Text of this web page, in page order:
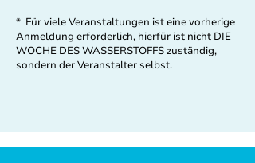
* Für viele Veranstaltungen ist eine vorherige
Anmeldung erforderlich, hierfür ist nicht DIE
WOCHE DES WASSERSTOFFS zuständig,
sondern der Veranstalter selbst.